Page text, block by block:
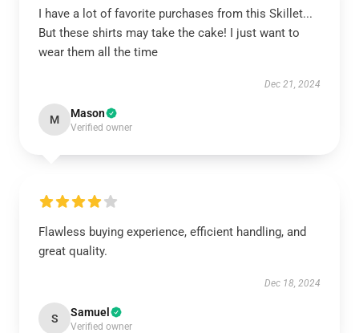
I have a lot of favorite purchases from this Skillet...
But these shirts may take the cake! I just want to
wear them all the time
Dec 21, 2024
M Mason
Verified owner
Flawless buying experience, efficient handling, and
great quality.
Dec 18, 2024
S Samuel
Verified owner